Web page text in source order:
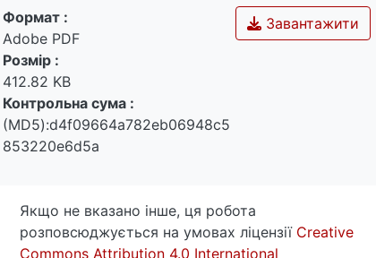
Завантажити
Формат :
Adobe PDF
Розмір :
412.82 KB
Контрольна сума :
(MD5):d4f09664a782eb06948c5
853220e6d5a
Якщо не вказано інше, ця робота
розповсюджується на умовах ліцензії Creative
Commons Attribution 4.0 International